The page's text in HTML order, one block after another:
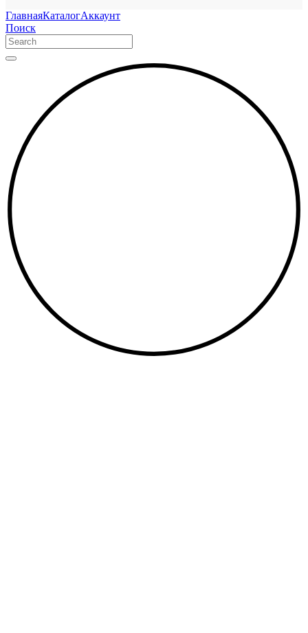
ГлавнаяКаталогАккаунт
Поиск